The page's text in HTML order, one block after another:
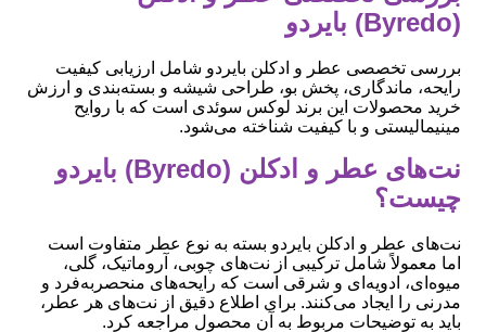
(Byredo) بایردو
بررسی تخصصی عطر و ادکلن بایردو شامل ارزیابی کیفیت
رایحه، ماندگاری، پخش بو، طراحی شیشه و بسته‌بندی و ارزش
خرید محصولات این برند لوکس سوئدی است که با روایح
مینیمالیستی و با کیفیت شناخته می‌شود.
نت‌های عطر و ادکلن (Byredo) بایردو
چیست؟
نت‌های عطر و ادکلن بایردو بسته به نوع عطر متفاوت است
اما معمولاً شامل ترکیبی از نت‌های چوبی، آروماتیک، گلی،
میوه‌ای، ادویه‌ای و شرقی است که رایحه‌های منحصربه‌فرد و
مدرنی را ایجاد می‌کنند. برای اطلاع دقیق از نت‌های هر عطر،
باید به توضیحات مربوط به آن محصول مراجعه کرد.